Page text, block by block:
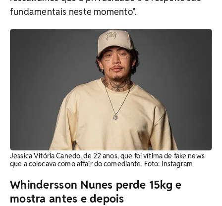
fundamentais neste momento".
Jessica Vitória Canedo, de 22 anos, que foi vítima de fake news
que a colocava como affair do comediante. Foto: Instagram
Whindersson Nunes perde 15kg e
mostra antes e depois